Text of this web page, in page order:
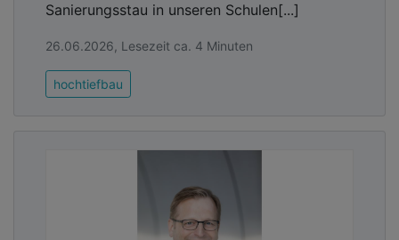
Sanierungsstau in unseren Schulen[...]
26.06.2026, Lesezeit ca. 4 Minuten
hochtiefbau